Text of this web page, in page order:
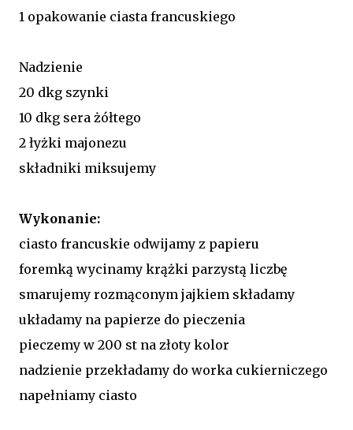
1 opakowanie ciasta francuskiego
Nadzienie
20 dkg szynki
10 dkg sera żółtego
2 łyżki majonezu
składniki miksujemy
Wykonanie:
ciasto francuskie odwijamy z papieru
foremką wycinamy krążki parzystą liczbę
smarujemy rozmąconym jajkiem składamy
układamy na papierze do pieczenia
pieczemy w 200 st na złoty kolor
nadzienie przekładamy do worka cukierniczego
napełniamy ciasto